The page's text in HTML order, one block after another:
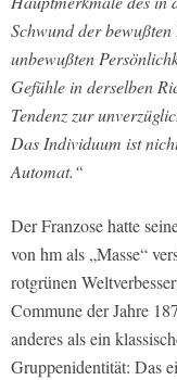
Schwund der
unbewußten
Gefühle in derselben
Tendenz zur
Das Individuum ist
Automat.“
Der Franzose hatte
von hm als „Masse“
rotgrünen
Commune der Jahre
anderes als ein
Gruppenidentität: Das